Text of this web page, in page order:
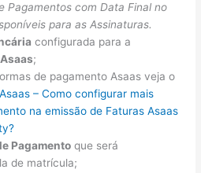
Pagamentos com Data Final no
para as Assinaturas.
configurada para a
Asaas;
de pagamento Asaas veja o
– Como configurar mais
na emissão de Faturas Asaas
Pagamento que será
de matrícula;